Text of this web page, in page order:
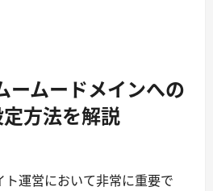
ームードメインへの
定方法を解説
ト運営において非常に重要で